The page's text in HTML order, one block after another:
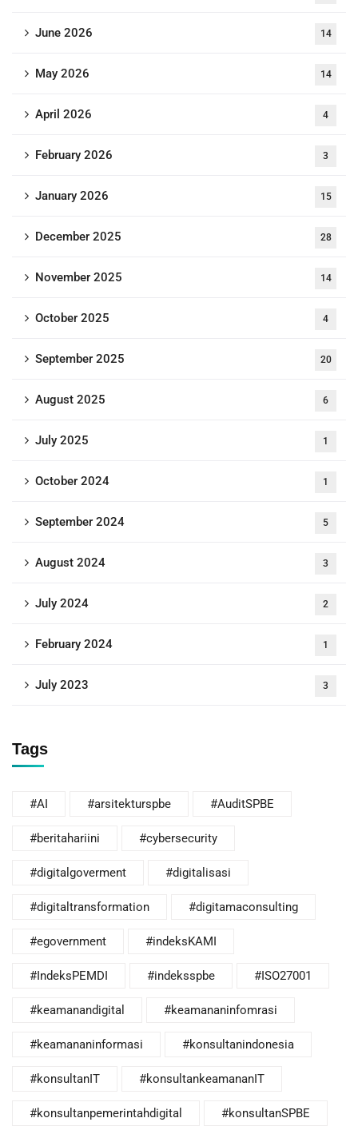
June 2026 14
May 2026 14
April 2026 4
February 2026 3
January 2026 15
December 2025 28
November 2025 14
October 2025 4
September 2025 20
August 2025 6
July 2025 1
October 2024 1
September 2024 5
August 2024 3
July 2024 2
February 2024 1
July 2023 3
Tags
#AI #arsitekturspbe #AuditSPBE
#beritahariini #cybersecurity
#digitalgoverment #digitalisasi
#digitaltransformation #digitamaconsulting
#egovernment #indeksKAMI
#IndeksPEMDI #indeksspbe #ISO27001
#keamanandigital #keamananinfomrasi
#keamananinformasi #konsultanindonesia
#konsultanIT #konsultankeamananIT
#konsultanpemerintahdigital #konsultanSPBE